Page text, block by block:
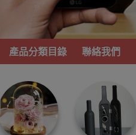
產品分類目錄 聯絡我們